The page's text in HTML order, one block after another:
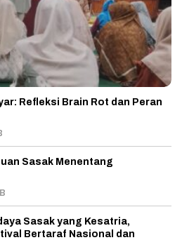
Refleksi Brain Rot dan Peran
Sasak Menentang
Sasak yang Kesatria,
Bertaraf Nasional dan